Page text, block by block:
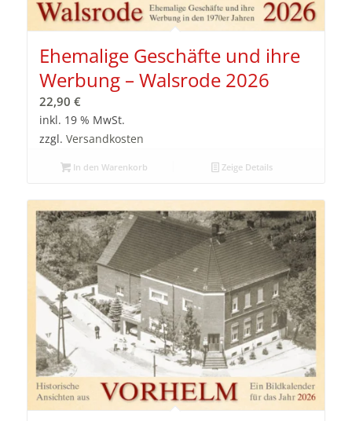
Ehemalige Geschäfte und ihre
Werbung – Walsrode 2026
22,90 €
inkl. 19 % MwSt.
zzgl. Versandkosten
In den Warenkorb Zeige Details